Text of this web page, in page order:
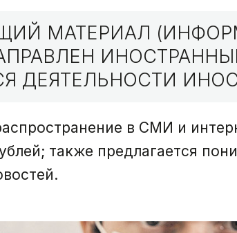
МАТЕРИАЛ
ДЕЯТЕЛЬНОСТИ
в СМИ и
также предлагается